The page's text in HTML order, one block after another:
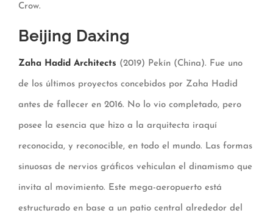
Crow.
Beijing Daxing
Zaha Hadid Architects (2019) Pekín (China). Fue uno
de los últimos proyectos concebidos por Zaha Hadid
antes de fallecer en 2016. No lo vio completado, pero
posee la esencia que hizo a la arquitecta iraquí
reconocida, y reconocible, en todo el mundo. Las formas
sinuosas de nervios gráficos vehiculan el dinamismo que
invita al movimiento. Este mega-aeropuerto está
estructurado en base a un patio central alrededor del